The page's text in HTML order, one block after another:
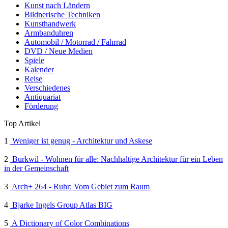
Kunst nach Ländern
Bildnerische Techniken
Kunsthandwerk
Armbanduhren
Automobil / Motorrad / Fahrrad
DVD / Neue Medien
Spiele
Kalender
Reise
Verschiedenes
Antiquariat
Förderung
Top Artikel
1
Weniger ist genug - Architektur und Askese
2 Burkwil - Wohnen für alle: Nachhaltige Architektur für ein Leben
in der Gemeinschaft
3 Arch+ 264 - Ruhr: Vom Gebiet zum Raum
4 Bjarke Ingels Group Atlas BIG
5 A Dictionary of Color Combinations